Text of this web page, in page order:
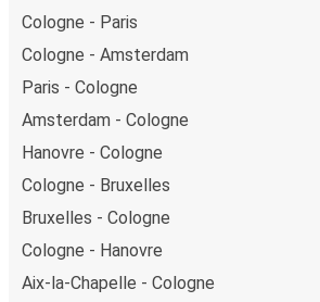
Cologne - Paris
Cologne - Amsterdam
Paris - Cologne
Amsterdam - Cologne
Hanovre - Cologne
Cologne - Bruxelles
Bruxelles - Cologne
Cologne - Hanovre
Aix-la-Chapelle - Cologne